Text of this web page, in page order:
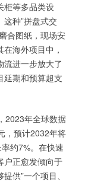
柜等多品类设
种”拼盘式交
合图纸，现场安
海外项目中，
流进一步放大了
延期和预算超支
2023年全球数据
，预计2032年将
约7%。在快速
户正愈发倾向于
供”一个项目、